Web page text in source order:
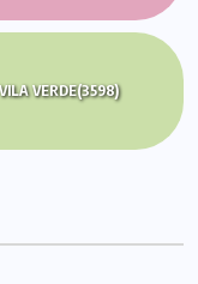
VILA VERDE(3598)